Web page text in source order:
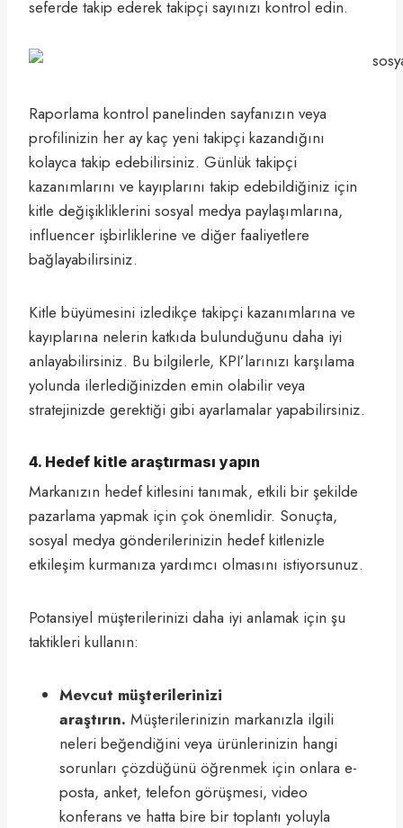
seferde takip ederek takipçi sayınızı kontrol edin.
Raporlama kontrol panelinden sayfanızın veya
profilinizin her ay kaç yeni takipçi kazandığını
kolayca takip edebilirsiniz. Günlük takipçi
kazanımlarını ve kayıplarını takip edebildiğiniz için
kitle değişikliklerini sosyal medya paylaşımlarına,
influencer işbirliklerine ve diğer faaliyetlere
bağlayabilirsiniz.
Kitle büyümesini izledikçe takipçi kazanımlarına ve
kayıplarına nelerin katkıda bulunduğunu daha iyi
anlayabilirsiniz. Bu bilgilerle, KPI’larınızı karşılama
yolunda ilerlediğinizden emin olabilir veya
stratejinizde gerektiği gibi ayarlamalar yapabilirsiniz.
4. Hedef kitle araştırması yapın
Markanızın hedef kitlesini tanımak, etkili bir şekilde
pazarlama yapmak için çok önemlidir. Sonuçta,
sosyal medya gönderilerinizin hedef kitlenizle
etkileşim kurmanıza yardımcı olmasını istiyorsunuz.
Potansiyel müşterilerinizi daha iyi anlamak için şu
taktikleri kullanın:
Mevcut müşterilerinizi
araştırın. Müşterilerinizin markanızla ilgili
neleri beğendiğini veya ürünlerinizin hangi
sorunları çözdüğünü öğrenmek için onlara e-
posta, anket, telefon görüşmesi, video
konferans ve hatta bire bir toplantı yoluyla